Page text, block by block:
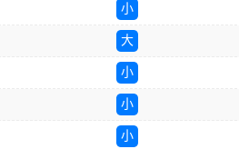
小
大
小
小
小